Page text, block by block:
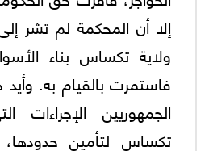
إلا أن المحكمة لم تشر
ولاية تكساس بناء
الجمهوريين الإجراءات